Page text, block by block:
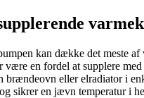
kan dække det meste af
være en fordel at supplere
brændeovn eller elradiator i
sikrer en jævn temperatur i